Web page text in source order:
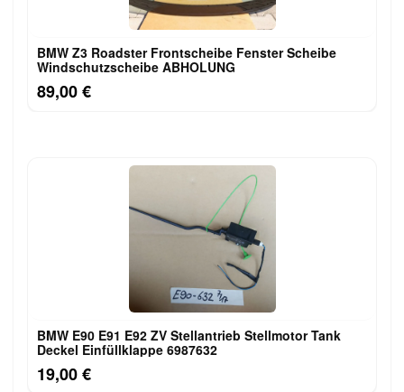
BMW Z3 Roadster Frontscheibe Fenster Scheibe
Windschutzscheibe ABHOLUNG
89,00 €
BMW E90 E91 E92 ZV Stellantrieb Stellmotor Tank
Deckel Einfüllklappe 6987632
19,00 €